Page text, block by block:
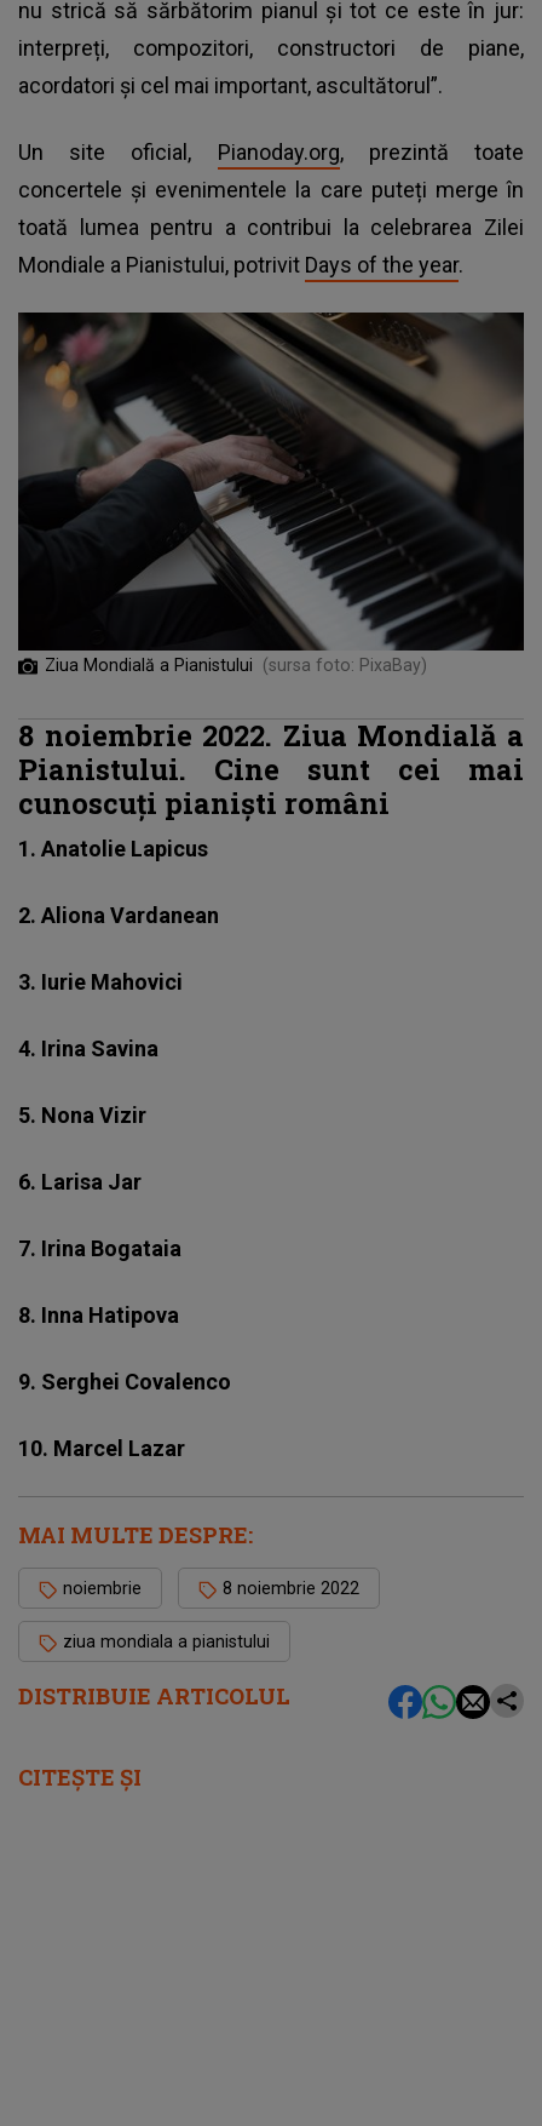
DISTRIBUIE ARTICOLUL
nu strică să sărbătorim pianul și tot ce este în jur:
interpreți, compozitori, constructori de piane,
acordatori și cel mai important, ascultătorul”.
Un site oficial, Pianoday.org, prezintă toate
concertele și evenimentele la care puteți merge în
toată lumea pentru a contribui la celebrarea Zilei
Mondiale a Pianistului, potrivit Days of the year.
Ziua Mondială a Pianistului (sursa foto: PixaBay)
8 noiembrie 2022. Ziua Mondială a
Pianistului. Cine sunt cei mai
cunoscuți pianiști români
1. Anatolie Lapicus
2. Aliona Vardanean
3. Iurie Mahovici
4. Irina Savina
5. Nona Vizir
6. Larisa Jar
7. Irina Bogataia
8. Inna Hatipova
9. Serghei Covalenco
10. Marcel Lazar
MAI MULTE DESPRE:
noiembrie 8 noiembrie 2022
ziua mondiala a pianistului
CITEȘTE ȘI